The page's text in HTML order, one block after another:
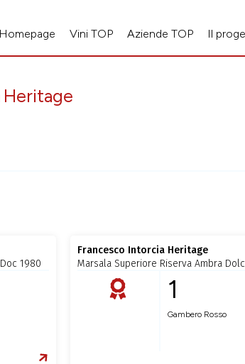
Homepage Vini TOP Aziende TOP Il
1980
Francesco Intorcia Heritage
Marsala Superiore Riserva Ambra
1
Gambero Rosso